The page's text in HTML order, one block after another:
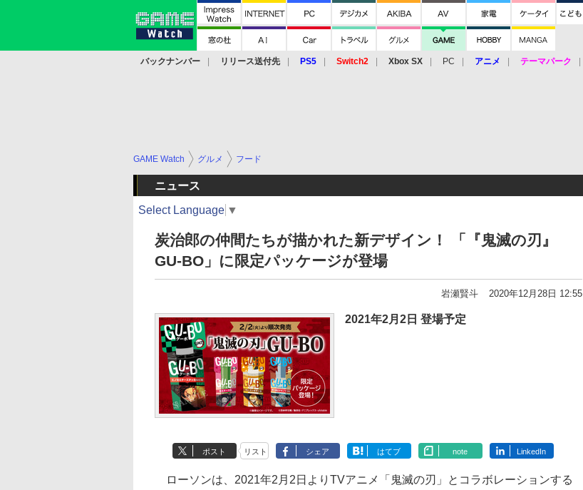
バックナンバー リリース送付先 PS5 Switch2 Xbox SX PC アニメ テーマパーク
GAME Watch グルメ フード
ニュース
Select Language ▼
炭治郎の仲間たちが描かれた新デザイン！ 「『鬼滅の刃』
GU-BO」に限定パッケージが登場
岩瀬賢斗 2020年12月28日 12:55
2021年2月2日 登場予定
ポスト リスト シェア はてブ note LinkedIn
ローソンは、2021年2月2日よりTVアニメ「鬼滅の刃」とコラボレーションする